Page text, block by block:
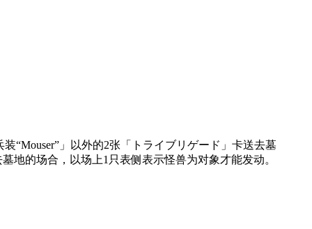
」以外的2张「トライブリゲード」卡送去墓
地的场合，以场上1只表侧表示怪兽为对象才能发动。